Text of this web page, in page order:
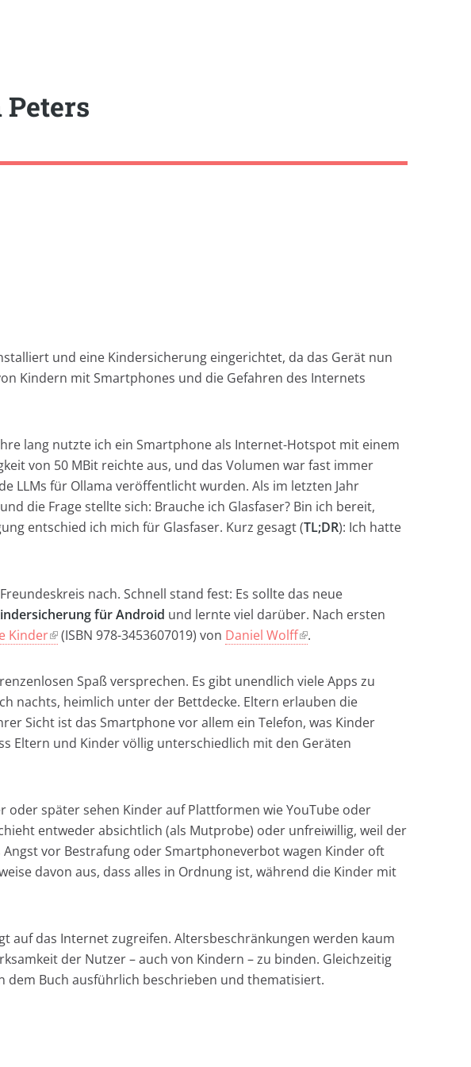
und eine Kindersicherung eingerichtet, da das Gerät nun
Kindern mit Smartphones und die Gefahren des Internets
lang nutzte ich ein Smartphone als Internet-Hotspot mit einem
von 50 MBit reichte aus, und das Volumen war fast immer
LLMs für Ollama veröffentlicht wurden. Als im letzten Jahr
die Frage stellte sich: Brauche ich Glasfaser? Bin ich bereit,
entschied ich mich für Glasfaser. Kurz gesagt (TL;DR): Ich hatte
nach. Schnell stand fest: Es sollte das neue
für Android und lernte viel darüber. Nach ersten
Kinder (ISBN 978-3453607019) von Daniel Wolff .
Spaß versprechen. Es gibt unendlich viele Apps zu
nachts, heimlich unter der Bettdecke. Eltern erlauben die
Sicht ist das Smartphone vor allem ein Telefon, was Kinder
Eltern und Kinder völlig unterschiedlich mit den Geräten
oder später sehen Kinder auf Plattformen wie YouTube oder
entweder absichtlich (als Mutprobe) oder unfreiwillig, weil der
vor Bestrafung oder Smartphoneverbot wagen Kinder oft
davon aus, dass alles in Ordnung ist, während die Kinder mit
das Internet zugreifen. Altersbeschränkungen werden kaum
der Nutzer – auch von Kindern – zu binden. Gleichzeitig
dem Buch ausführlich beschrieben und thematisiert.